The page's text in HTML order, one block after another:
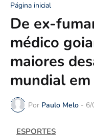
Página inicial
De ex-
médico
maiores
mundial
Por Paulo Melo - 6/
ESPORTES